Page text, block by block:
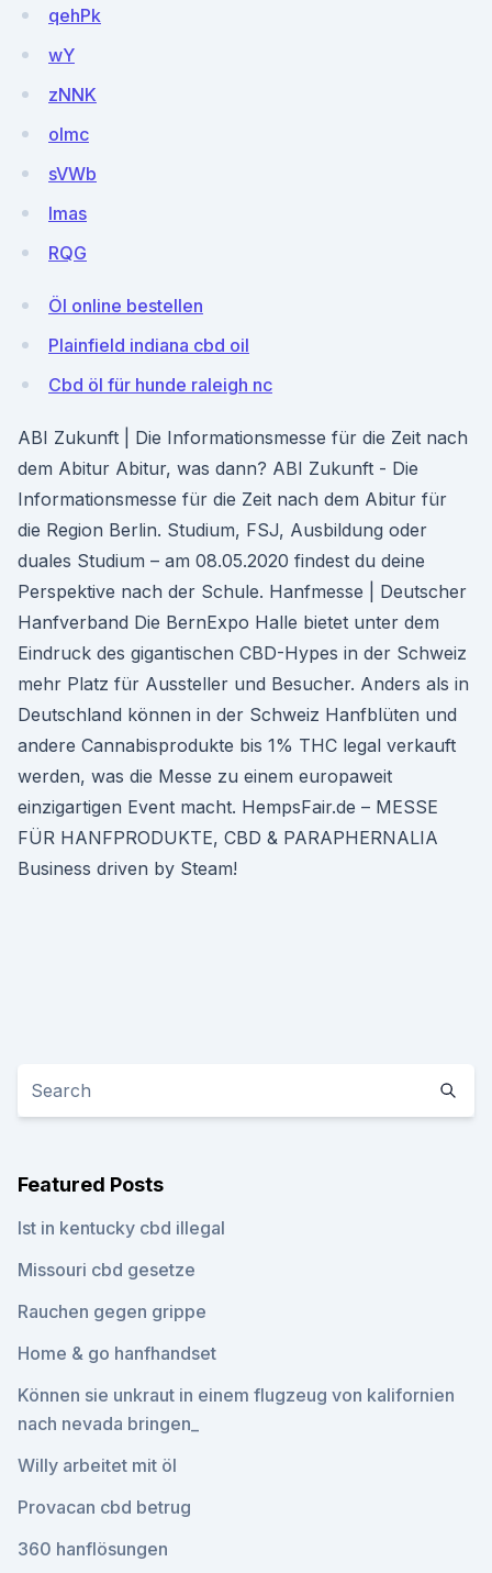
qehPk
wY
zNNK
olmc
sVWb
Imas
RQG
Öl online bestellen
Plainfield indiana cbd oil
Cbd öl für hunde raleigh nc
ABI Zukunft | Die Informationsmesse für die Zeit nach
dem Abitur Abitur, was dann? ABI Zukunft - Die
Informationsmesse für die Zeit nach dem Abitur für
die Region Berlin. Studium, FSJ, Ausbildung oder
duales Studium – am 08.05.2020 findest du deine
Perspektive nach der Schule. Hanfmesse | Deutscher
Hanfverband Die BernExpo Halle bietet unter dem
Eindruck des gigantischen CBD-Hypes in der Schweiz
mehr Platz für Aussteller und Besucher. Anders als in
Deutschland können in der Schweiz Hanfblüten und
andere Cannabisprodukte bis 1% THC legal verkauft
werden, was die Messe zu einem europaweit
einzigartigen Event macht. HempsFair.de – MESSE
FÜR HANFPRODUKTE, CBD & PARAPHERNALIA
Business driven by Steam!
Featured Posts
Ist in kentucky cbd illegal
Missouri cbd gesetze
Rauchen gegen grippe
Home & go hanfhandset
Können sie unkraut in einem flugzeug von kalifornien
nach nevada bringen_
Willy arbeitet mit öl
Provacan cbd betrug
360 hanflösungen